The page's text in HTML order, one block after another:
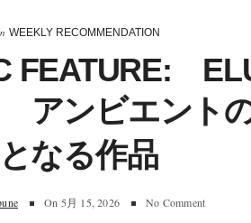
WEEKLY RECOMMENDATION
FEATURE:
ンビエント
となる作品
On 5月 15, 2026 No Comment